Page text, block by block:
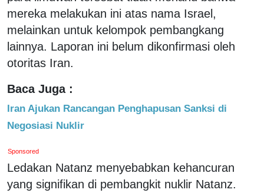
mereka melakukan ini atas nama Israel,
melainkan untuk kelompok pembangkang
lainnya. Laporan ini belum dikonfirmasi oleh
otoritas Iran.
Baca Juga :
Iran Ajukan Rancangan Penghapusan Sanksi di
Negosiasi Nuklir
Sponsored
Ledakan Natanz menyebabkan kehancuran
yang signifikan di pembangkit nuklir Natanz.